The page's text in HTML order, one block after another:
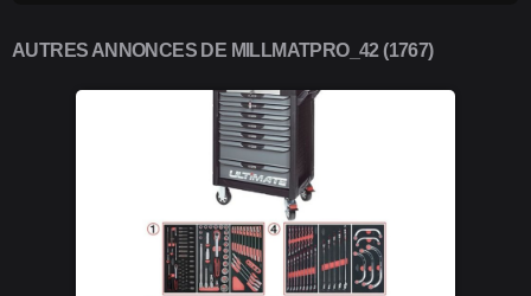
AUTRES ANNONCES DE MILLMATPRO_42 (1767)